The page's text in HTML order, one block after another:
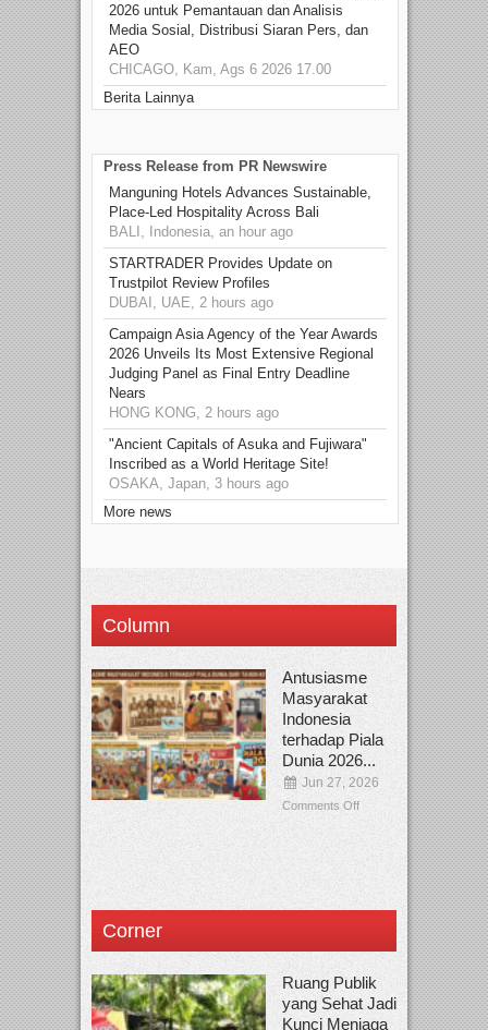
2026 untuk Pemantauan dan Analisis
Media Sosial, Distribusi Siaran Pers, dan
AEO
CHICAGO, Kam, Ags 6 2026 17.00
Berita Lainnya
Press Release from PR Newswire
Manguning Hotels Advances Sustainable,
Place-Led Hospitality Across Bali
BALI, Indonesia, an hour ago
STARTRADER Provides Update on
Trustpilot Review Profiles
DUBAI, UAE, 2 hours ago
Campaign Asia Agency of the Year Awards
2026 Unveils Its Most Extensive Regional
Judging Panel as Final Entry Deadline
Nears
HONG KONG, 2 hours ago
"Ancient Capitals of Asuka and Fujiwara"
Inscribed as a World Heritage Site!
OSAKA, Japan, 3 hours ago
More news
Column
Antusiasme
Masyarakat
Indonesia
terhadap Piala
Dunia 2026...
Jun 27, 2026
Comments Off
Corner
Ruang Publik
yang Sehat Jadi
Kunci Menjaga